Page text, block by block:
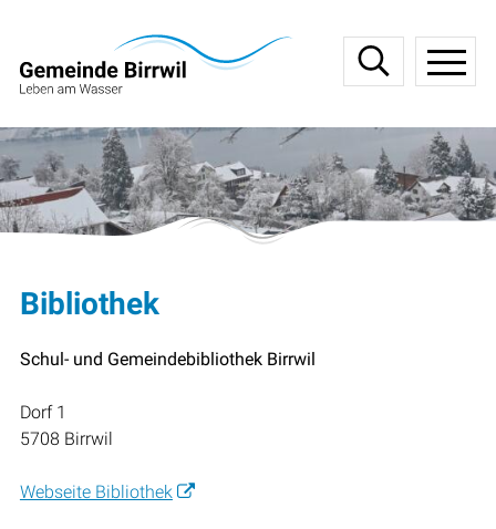
Navigieren in Birrwil
Bibliothek
Schul- und Gemeindebibliothek Birrwil
Dorf 1
5708 Birrwil
Webseite Bibliothek